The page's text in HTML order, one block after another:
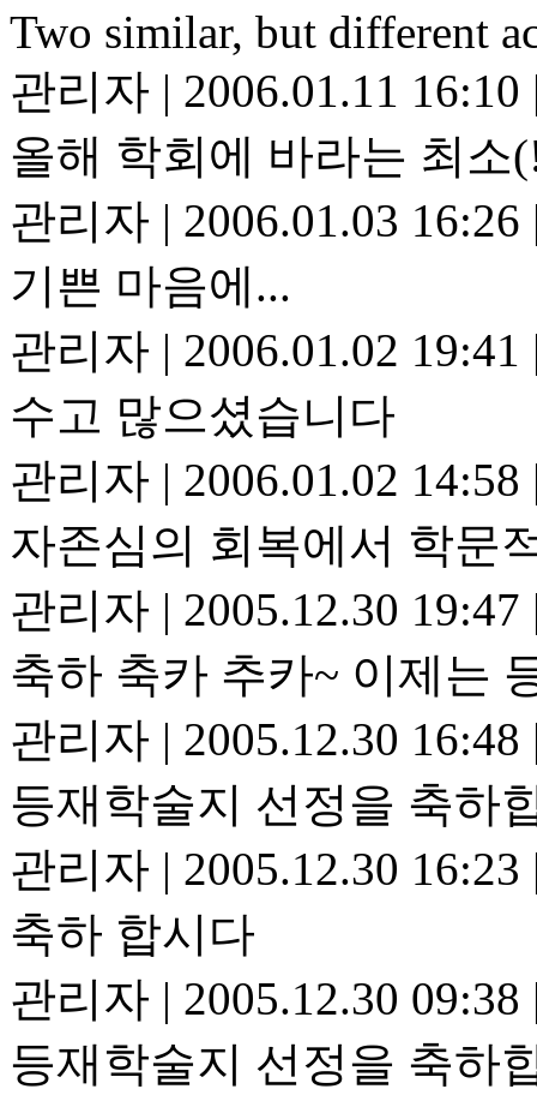
Two similar, but different
관리자 | 2006.01.11 16:10
올해 학회에 바라는 최소
관리자 | 2006.01.03 16:26
기쁜 마음에...
관리자 | 2006.01.02 19:41
수고 많으셨습니다
관리자 | 2006.01.02 14:58
자존심의 회복에서 학문
관리자 | 2005.12.30 19:47
축하 축카 추카~ 이제는
관리자 | 2005.12.30 16:48
등재학술지 선정을 축하
관리자 | 2005.12.30 16:23
축하 합시다
관리자 | 2005.12.30 09:38
등재학술지 선정을 축하